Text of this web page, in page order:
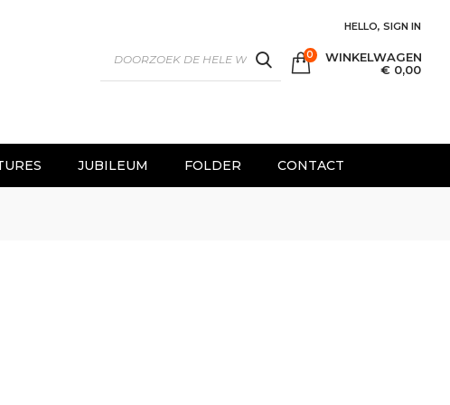
HELLO, SIGN IN
SEARCH WINKELWAGEN
€ 0,00
0
JUBILEUM FOLDER CONTACT